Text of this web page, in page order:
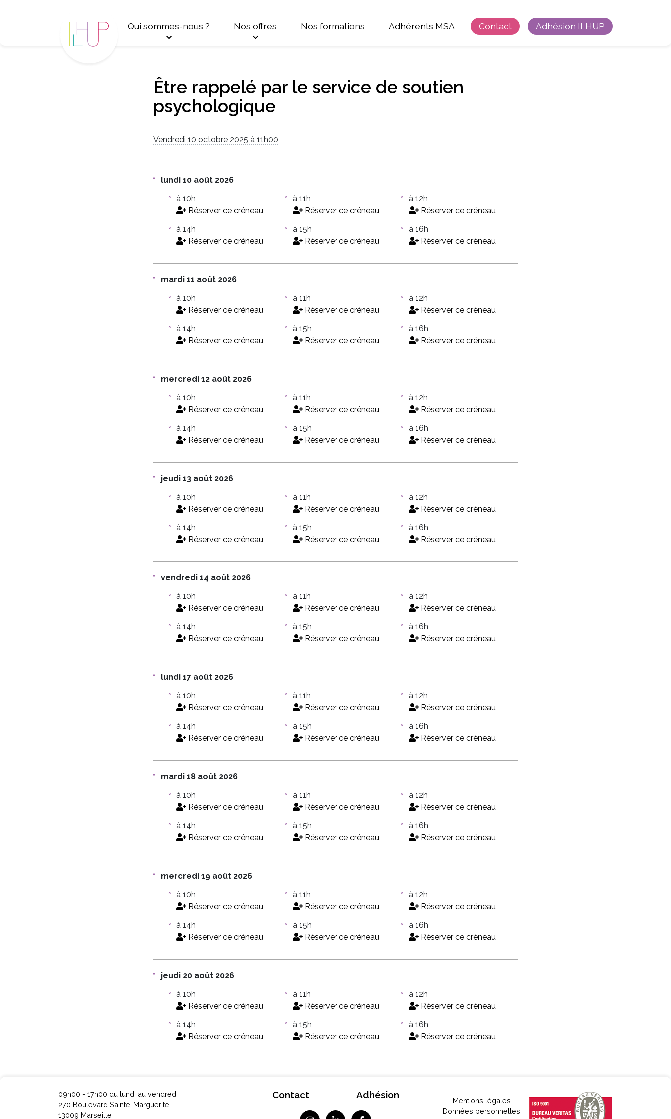
Qui sommes-nous ? Nos offres Nos formations Adhérents MSA Contact Adhésion ILHUP
Être rappelé par le service de soutien
psychologique
Vendredi 10 octobre 2025 à 11h00
lundi 10 août 2026
à 10h
Réserver ce créneau
à 11h
Réserver ce créneau
à 12h
Réserver ce créneau
à 14h
Réserver ce créneau
à 15h
Réserver ce créneau
à 16h
Réserver ce créneau
mardi 11 août 2026
à 10h
Réserver ce créneau
à 11h
Réserver ce créneau
à 12h
Réserver ce créneau
à 14h
Réserver ce créneau
à 15h
Réserver ce créneau
à 16h
Réserver ce créneau
mercredi 12 août 2026
à 10h
Réserver ce créneau
à 11h
Réserver ce créneau
à 12h
Réserver ce créneau
à 14h
Réserver ce créneau
à 15h
Réserver ce créneau
à 16h
Réserver ce créneau
jeudi 13 août 2026
à 10h
Réserver ce créneau
à 11h
Réserver ce créneau
à 12h
Réserver ce créneau
à 14h
Réserver ce créneau
à 15h
Réserver ce créneau
à 16h
Réserver ce créneau
vendredi 14 août 2026
à 10h
Réserver ce créneau
à 11h
Réserver ce créneau
à 12h
Réserver ce créneau
à 14h
Réserver ce créneau
à 15h
Réserver ce créneau
à 16h
Réserver ce créneau
lundi 17 août 2026
à 10h
Réserver ce créneau
à 11h
Réserver ce créneau
à 12h
Réserver ce créneau
à 14h
Réserver ce créneau
à 15h
Réserver ce créneau
à 16h
Réserver ce créneau
mardi 18 août 2026
à 10h
Réserver ce créneau
à 11h
Réserver ce créneau
à 12h
Réserver ce créneau
à 14h
Réserver ce créneau
à 15h
Réserver ce créneau
à 16h
Réserver ce créneau
mercredi 19 août 2026
à 10h
Réserver ce créneau
à 11h
Réserver ce créneau
à 12h
Réserver ce créneau
à 14h
Réserver ce créneau
à 15h
Réserver ce créneau
à 16h
Réserver ce créneau
jeudi 20 août 2026
à 10h
Réserver ce créneau
à 11h
Réserver ce créneau
à 12h
Réserver ce créneau
à 14h
Réserver ce créneau
à 15h
Réserver ce créneau
à 16h
Réserver ce créneau
09h00 - 17h00 du lundi au vendredi
270 Boulevard Sainte-Marguerite
13009 Marseille
Contact Adhésion
Mentions légales
Données personnelles